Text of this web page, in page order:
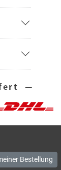
—
Bestellung